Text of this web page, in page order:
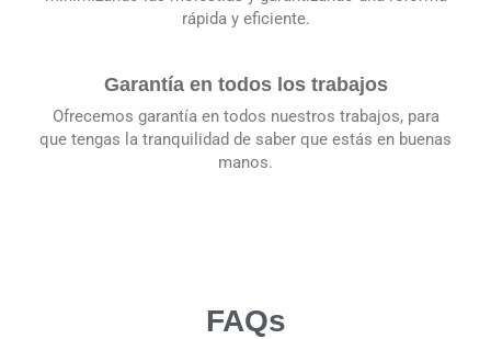
rápida y eficiente.
Garantía en todos los trabajos
Ofrecemos garantía en todos nuestros trabajos, para
que tengas la tranquilidad de saber que estás en buenas
manos.
FAQs